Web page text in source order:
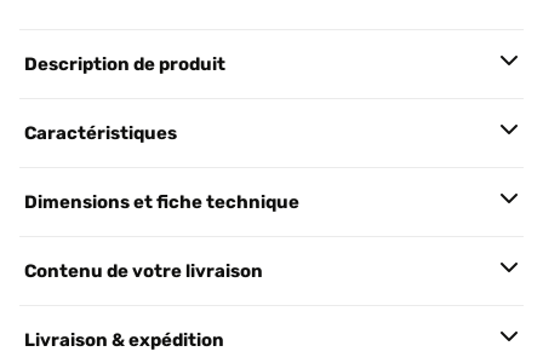
Description de produit
Caractéristiques
Dimensions et fiche technique
Contenu de votre livraison
Livraison & expédition